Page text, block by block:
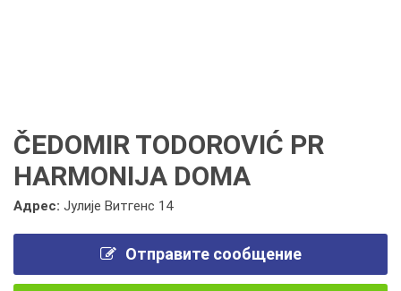
ČEDOMIR TODOROVIĆ PR
HARMONIJA DOMA
Адрес: Јулије Витгенс 14
Отправите сообщение